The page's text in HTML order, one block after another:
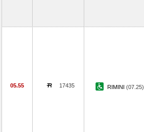
05.55 17435 RIMINI (07.25)